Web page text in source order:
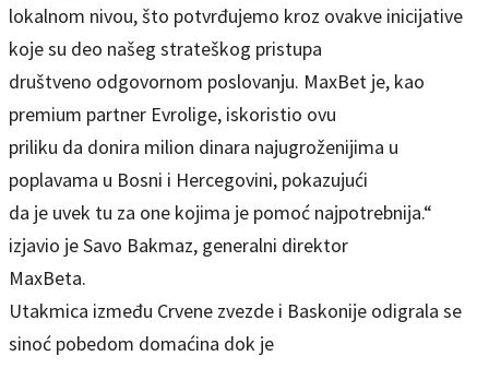
lokalnom nivou, što potvrđujemo kroz ovakve inicijative
koje su deo našeg strateškog pristupa
društveno odgovornom poslovanju. MaxBet je, kao
premium partner Evrolige, iskoristio ovu
priliku da donira milion dinara najugroženijima u
poplavama u Bosni i Hercegovini, pokazujući
da je uvek tu za one kojima je pomoć najpotrebnija.“
izjavio je Savo Bakmaz, generalni direktor
MaxBeta.
Utakmica između Crvene zvezde i Baskonije odigrala se
sinoć pobedom domaćina dok je